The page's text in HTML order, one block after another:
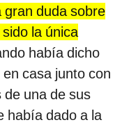
gran duda sobre
la única
había dicho
casa junto con
una de sus
había dado a la